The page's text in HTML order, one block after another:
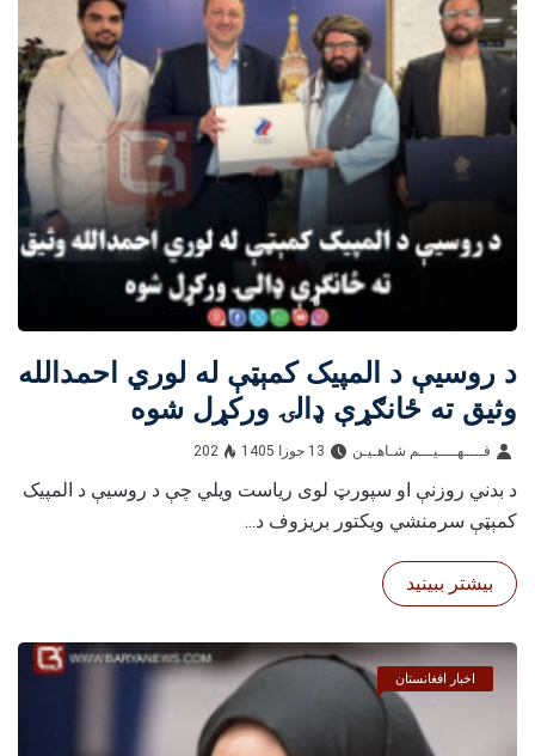
د روسیې د المپیک کمېټې له لوري احمدالله
وثیق ته ځانګړې ډالۍ ورکړل شوه
فــــهــــيـــم شـاهـیـن‎‎ 13 جوزا 1405 202
د بدني روزنې او سپورټ لوی ریاست ویلي چې د روسیې د المپیک
کمېټې سرمنشي ویکتور بریزوف د...
بیشتر ببینید
اخبار افغانستان